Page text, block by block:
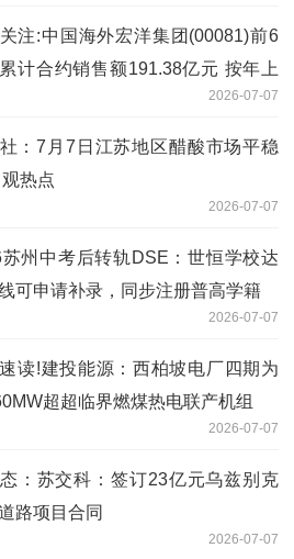
注:中国海外宏洋集团(00081)前6
计合约销售额191.38亿元 按年上
2026-07-07
：7月7日江苏地区醋酸市场平稳
热点
2026-07-07
苏州中考后转轨DSE：世恒学校达
可申请补录，同步注册普高学籍
2026-07-07
读!建投能源：西柏坡电厂四期为
超超临界燃煤热电联产机组
2026-07-07
：苏交科：签订23亿元乌兹别克
路项目合同
2026-07-07